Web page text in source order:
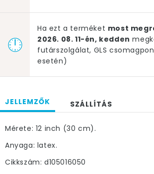
Ha ezt a terméket most
2026. 08. 11-én, kedden
futárszolgálat, GLS
esetén)
JELLEMZŐK SZÁLLÍTÁS
Mérete: 12 inch (30 cm).
Anyaga: latex.
Cikkszám: d105016050